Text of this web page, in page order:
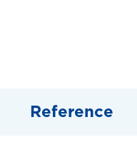
Reference